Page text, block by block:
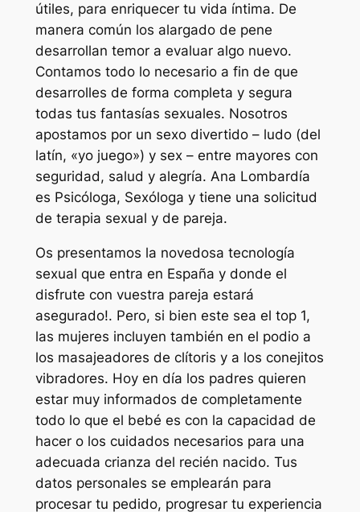
útiles, para enriquecer tu vida íntima. De
manera común los alargado de pene
desarrollan temor a evaluar algo nuevo.
Contamos todo lo necesario a fin de que
desarrolles de forma completa y segura
todas tus fantasías sexuales. Nosotros
apostamos por un sexo divertido – ludo (del
latín, «yo juego») y sex – entre mayores con
seguridad, salud y alegría. Ana Lombardía
es Psicóloga, Sexóloga y tiene una solicitud
de terapia sexual y de pareja.
Os presentamos la novedosa tecnología
sexual que entra en España y donde el
disfrute con vuestra pareja estará
asegurado!. Pero, si bien este sea el top 1,
las mujeres incluyen también en el podio a
los masajeadores de clítoris y a los conejitos
vibradores. Hoy en día los padres quieren
estar muy informados de completamente
todo lo que el bebé es con la capacidad de
hacer o los cuidados necesarios para una
adecuada crianza del recién nacido. Tus
datos personales se emplearán para
procesar tu pedido, progresar tu experiencia